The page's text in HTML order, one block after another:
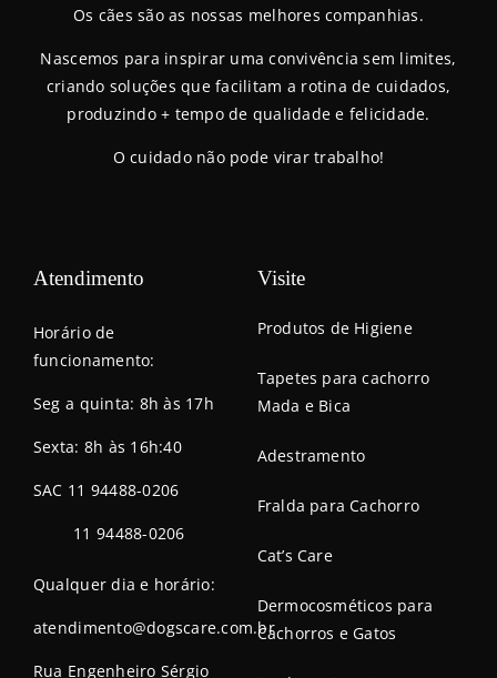
Os cães são as nossas melhores companhias.
Nascemos para inspirar uma convivência sem limites,
criando soluções que facilitam a rotina de cuidados,
produzindo + tempo de qualidade e felicidade.
O cuidado não pode virar trabalho!
Atendimento
Horário de
funcionamento:
Seg a quinta: 8h às 17h
Sexta: 8h às 16h:40
SAC 11 94488-0206
11 94488-0206
Qualquer dia e horário:
atendimento@dogscare.com.br
Rua Engenheiro Sérgio
Visite
Produtos de Higiene
Tapetes para cachorro
Mada e Bica
Adestramento
Fralda para Cachorro
Cat’s Care
Dermocosméticos para
Cachorros e Gatos